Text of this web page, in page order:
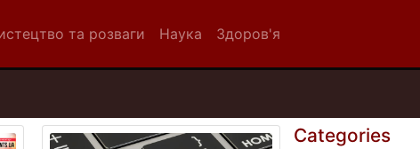
та розваги Наука Здоров'я
Categories